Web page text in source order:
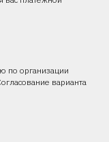
по организации
варианта